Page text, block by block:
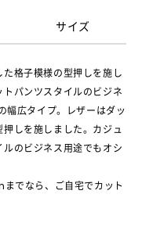
サイズ
格子模様の型押しを施し
パンツスタイルのビジネ
広タイプ。レザーはダッ
しを施しました。カジュ
のビジネス用途でもオシ
でなら、ご自宅でカット